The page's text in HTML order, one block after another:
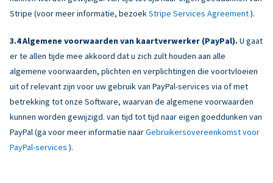
Stripe (voor meer informatie, bezoek Stripe Services Agreement).
Algemene voorwaarden van kaartverwerker (PayPal). U gaat
er te allen tijde mee akkoord dat u zich zult houden aan alle
algemene voorwaarden, plichten en verplichtingen die voortvloeien
uit of relevant zijn voor uw gebruik van PayPal-services via of met
betrekking tot onze Software, waarvan de algemene voorwaarden
kunnen worden gewijzigd. van tijd tot tijd naar eigen goeddunken van
PayPal (ga voor meer informatie naarGebruikersovereenkomst voor
PayPal-services ).